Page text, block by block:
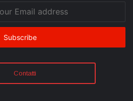
Contatti